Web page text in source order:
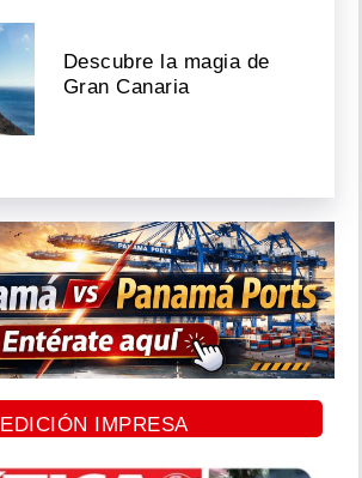
Descubre la magia de
Gran Canaria
EDICIÓN IMPRESA